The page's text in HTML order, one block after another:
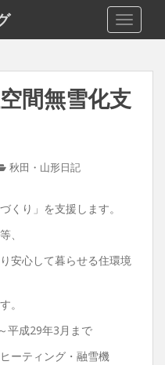
間無雪化支
秋田・山形日記
くり」を支援します。
、
安心して暮らせる住環境
。
成29年3月まで
ーティング・融雪機